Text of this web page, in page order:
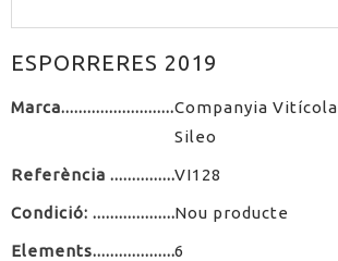
ESPORRERES 2019
Marca
Companyia Vitícola
Sileo
Referència VI128
Condició: Nou producte
Elements 6